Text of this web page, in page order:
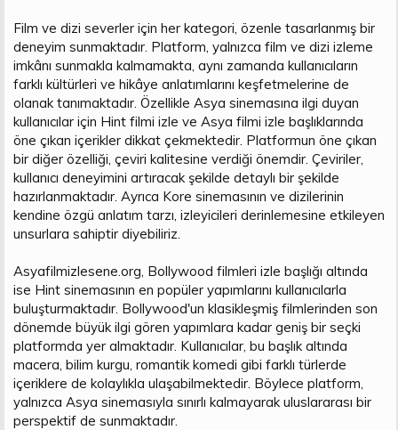
Film ve dizi severler için her kategori, özenle tasarlanmış bir
deneyim sunmaktadır. Platform, yalnızca film ve dizi izleme
imkânı sunmakla kalmamakta, aynı zamanda kullanıcıların
farklı kültürleri ve hikâye anlatımlarını keşfetmelerine de
olanak tanımaktadır. Özellikle Asya sinemasına ilgi duyan
kullanıcılar için Hint filmi izle ve Asya filmi izle başlıklarında
öne çıkan içerikler dikkat çekmektedir. Platformun öne çıkan
bir diğer özelliği, çeviri kalitesine verdiği önemdir. Çeviriler,
kullanıcı deneyimini artıracak şekilde detaylı bir şekilde
hazırlanmaktadır. Ayrıca Kore sinemasının ve dizilerinin
kendine özgü anlatım tarzı, izleyicileri derinlemesine etkileyen
unsurlara sahiptir diyebiliriz.
Asyafilmizlesene.org, Bollywood filmleri izle başlığı altında
ise Hint sinemasının en popüler yapımlarını kullanıcılarla
buluşturmaktadır. Bollywood'un klasikleşmiş filmlerinden son
dönemde büyük ilgi gören yapımlara kadar geniş bir seçki
platformda yer almaktadır. Kullanıcılar, bu başlık altında
macera, bilim kurgu, romantik komedi gibi farklı türlerde
içeriklere de kolaylıkla ulaşabilmektedir. Böylece platform,
yalnızca Asya sinemasıyla sınırlı kalmayarak uluslararası bir
perspektif de sunmaktadır.